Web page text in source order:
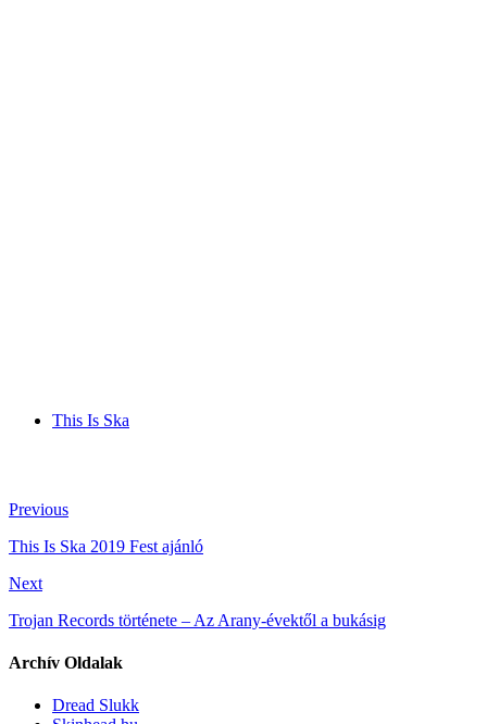
This Is Ska
Previous
This Is Ska 2019 Fest ajánló
Next
Trojan Records története – Az Arany-évektől a bukásig
Archív Oldalak
Dread Slukk